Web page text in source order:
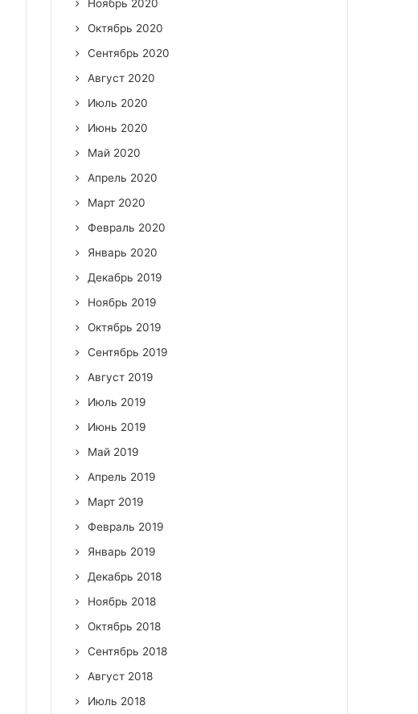
Ноябрь 2020
Октябрь 2020
Сентябрь 2020
Август 2020
Июль 2020
Июнь 2020
Май 2020
Апрель 2020
Март 2020
Февраль 2020
Январь 2020
Декабрь 2019
Ноябрь 2019
Октябрь 2019
Сентябрь 2019
Август 2019
Июль 2019
Июнь 2019
Май 2019
Апрель 2019
Март 2019
Февраль 2019
Январь 2019
Декабрь 2018
Ноябрь 2018
Октябрь 2018
Сентябрь 2018
Август 2018
Июль 2018